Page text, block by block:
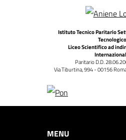
Istituto Tecnico Paritario
Tecnologico
Liceo Scientifico ad
Paritario D.D.
Via Tiburtina, 994 - 00156
MENU